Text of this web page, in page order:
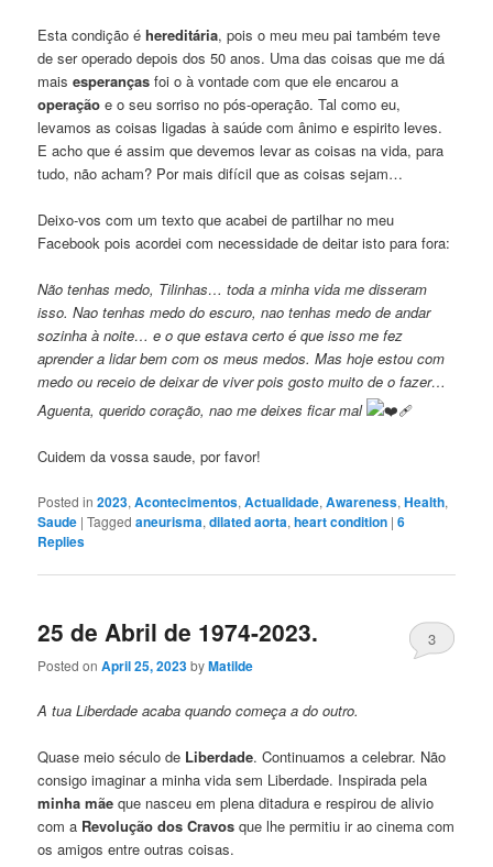
Esta condição éhereditária, pois o meu meu pai também teve
de ser operado depois dos 50 anos. Uma das coisas que me dá
mais esperanças foi o à vontade com que ele encarou a
operação e o seu sorriso no pós-operação. Tal como eu,
levamos as coisas ligadas à saúde com ânimo e espirito leves.
E acho que é assim que devemos levar as coisas na vida, para
tudo, não acham? Por mais difícil que as coisas sejam…
Deixo-vos com um texto que acabei de partilhar no meu
Facebook pois acordei com necessidade de deitar isto para fora:
Não tenhas medo, Tilinhas… toda a minha vida me disseram
isso. Nao tenhas medo do escuro, nao tenhas medo de andar
sozinha à noite… e o que estava certo é que isso me fez
aprender a lidar bem com os meus medos. Mas hoje estou com
medo ou receio de deixar de viver pois gosto muito de o fazer…
Aguenta, querido coração, nao me deixes ficar mal
Cuidem da vossa saude, por favor!
Posted in 2023,Acontecimentos,Actualidade,Awareness,Health,
Saude |Tagged aneurisma,dilated aorta,heart condition |6
Replies
25 de Abril de 1974-2023.
Posted onApril 25, 2023byMatilde
3
A tua Liberdade acaba quando começa a do outro.
Quase meio século de Liberdade. Continuamos a celebrar. Não
consigo imaginar a minha vida sem Liberdade. Inspirada pela
minha mãe que nasceu em plena ditadura e respirou de alivio
com a Revolução dos Cravos que lhe permitiu ir ao cinema com
os amigos entre outras coisas.